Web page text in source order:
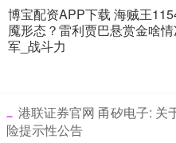
博宝配资APP下载 海贼王
魇形态？雷利贾巴悬赏金啥
军_战斗力
港联证券官网 甬矽电子: 关
险提示性公告